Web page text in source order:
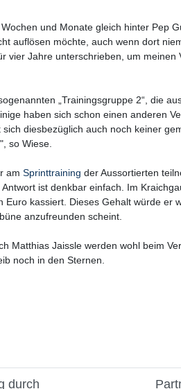
und Monate gleich hinter Pep
auflösen möchte, auch wenn dort
vier Jahre unterschrieben, um
„Trainingsgruppe 2“, die
haben sich schon einen anderen
diesbezüglich auch noch keiner
so Wiese.
am Sprinttraining der Aussortierten
ist denkbar einfach. Im
kassiert. Dieses Gehalt würde er
anzufreunden scheint.
Matthias Jaissle werden wohl beim
noch in den Sternen.
durch